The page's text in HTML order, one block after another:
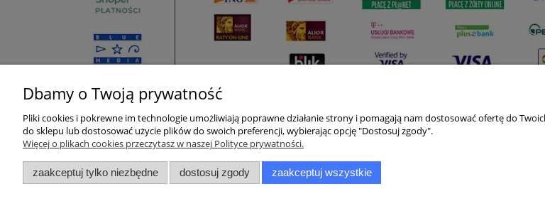
Pomoc
Pytania i odpowiedzi
Moje konto
Ustawienia konta
Płatności i dostawa
Dbamy o Twoją prywatność
Pliki cookies i pokrewne im technologie umożliwiają poprawne działanie strony i pomagają nam dostosować ofertę do
do sklepu lub dostosować użycie plików do swoich preferencji, wybierając opcję "Dostosuj zgody".
Więcej o plikach cookies przeczytasz w naszej Polityce prywatności.
zaakceptuj tylko niezbędne dostosuj zgody zaakceptuj wszystkie